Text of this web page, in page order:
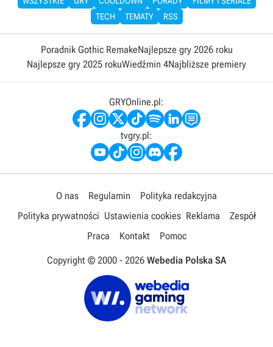
TECH
TEMATY RSS
Poradnik Gothic RemakeNajlepsze gry 2026 roku
Najlepsze gry 2025 rokuWiedźmin 4Najbliższe premiery
GRYOnline.pl:
tvgry.pl:
O nas Regulamin
Polityka redakcyjna
Polityka prywatności Ustawienia cookies Reklama
Zespół
Praca
Kontakt Pomoc
Copyright © 2000 - 2026 Webedia Polska SA